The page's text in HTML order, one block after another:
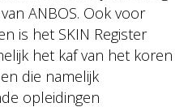
ANBOS. Ook voor
is het SKIN Register
het kaf van het koren
die namelijk
opleidingen